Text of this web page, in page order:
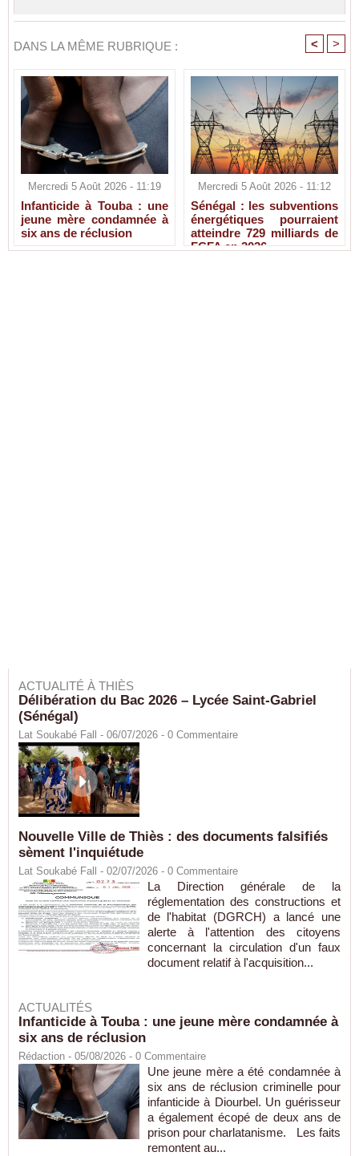
DANS LA MÊME RUBRIQUE : < >
Mercredi 5 Août 2026 - 11:19
Infanticide à Touba : une
jeune mère condamnée à
six ans de réclusion
Mercredi 5 Août 2026 - 11:12
Sénégal : les subventions
énergétiques pourraient
atteindre 729 milliards de
FCFA en 2026
ACTUALITÉ À THIÈS
Délibération du Bac 2026 – Lycée Saint-Gabriel
(Sénégal)
Lat Soukabé Fall - 06/07/2026 - 0 Commentaire
Nouvelle Ville de Thiès : des documents falsifiés
sèment l'inquiétude
Lat Soukabé Fall - 02/07/2026 - 0 Commentaire
La Direction générale de la
réglementation des constructions et
de l'habitat (DGRCH) a lancé une
alerte à l'attention des citoyens
concernant la circulation d'un faux
document relatif à l'acquisition...
ACTUALITÉS
Infanticide à Touba : une jeune mère condamnée à
six ans de réclusion
Rédaction - 05/08/2026 - 0 Commentaire
Une jeune mère a été condamnée à
six ans de réclusion criminelle pour
infanticide à Diourbel. Un guérisseur
a également écopé de deux ans de
prison pour charlatanisme. Les faits
remontent au...